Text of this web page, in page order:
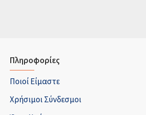
Πληροφορίες
Ποιοί Είμαστε
Χρήσιμοι Σύνδεσμοι